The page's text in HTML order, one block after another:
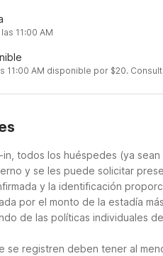
11:00 AM
11:00 AM disponible por $20.
in, todos los huéspedes (ya
y se les puede solicitar
y la identificación
por el monto de la estadía
de las políticas individuales
se registren deben tener al